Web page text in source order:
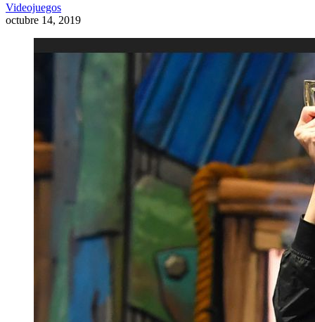
Videojuegos
octubre 14, 2019